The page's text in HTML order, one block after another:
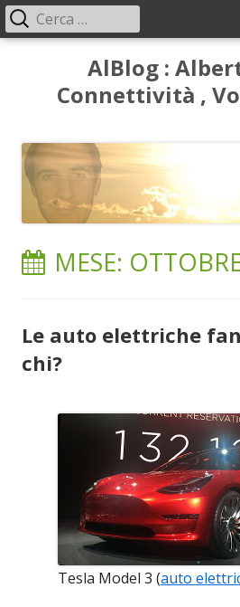
contenuto
AlBlog :
Connettività ,
Menu
principale
Ricerca
per:
MESE:
Le auto elettriche
chi?
Tesla Model 3 (auto